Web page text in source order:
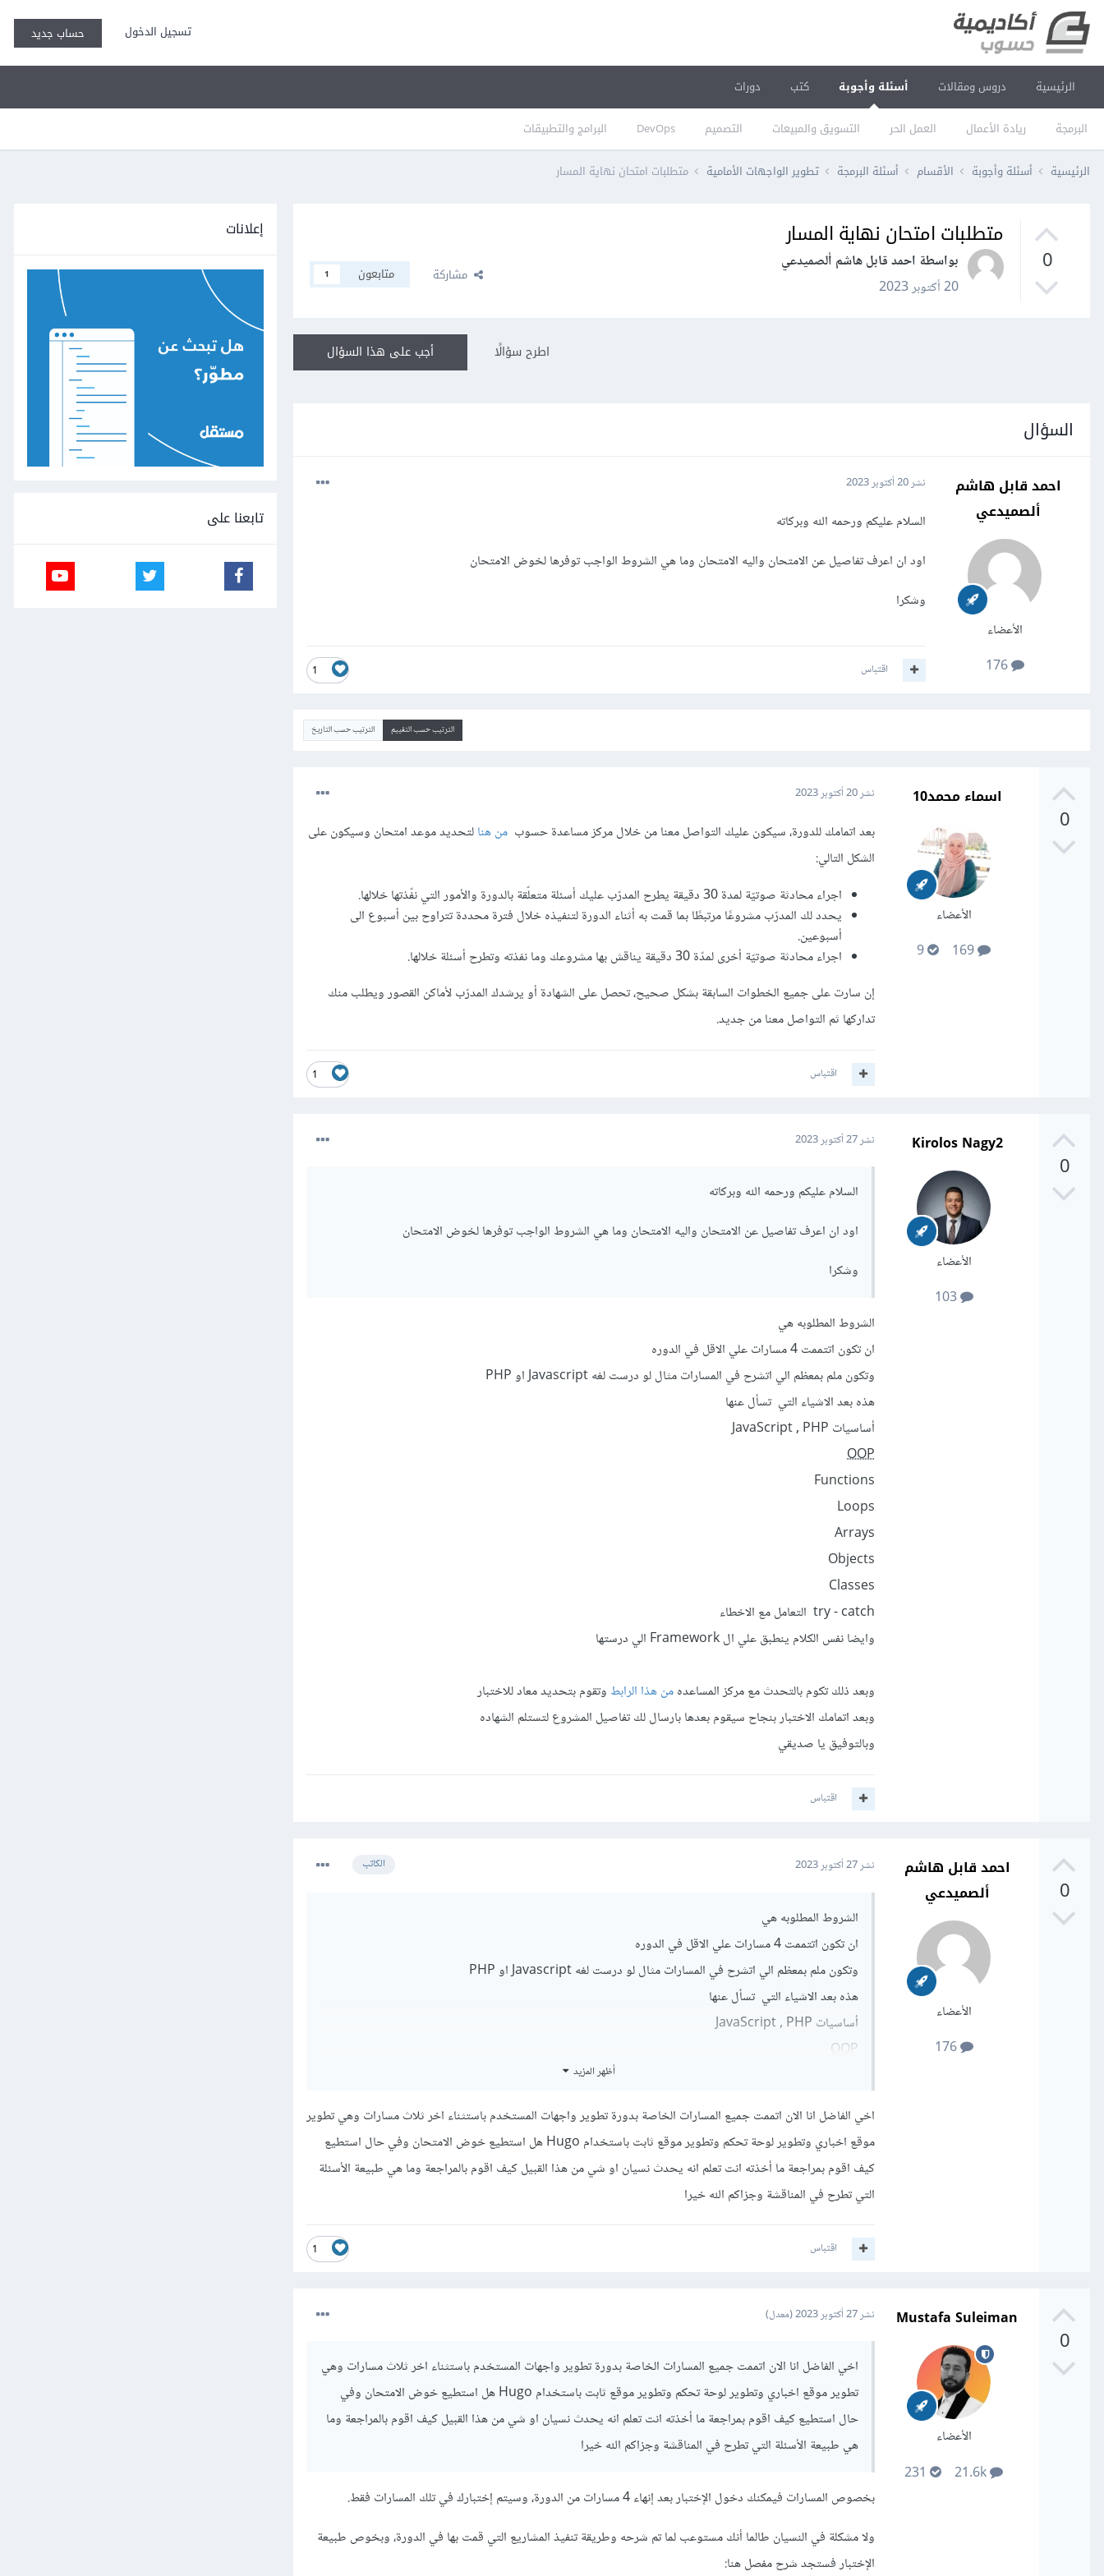
تسجيل الدخول حساب جديد
الرئيسية دروس ومقالات أسئلة وأجوبة
البرمجة ريادة الأعمال العمل الحر التسويق والمبيعات التصميم DevOps البرامج والتطبيقات
كتب دورات
الرئيسية أسئلة وأجوبة الأقسام أسئلة البرمجة تطوير الواجهات الأمامية متطلبات امتحان نهاية المسار
0
متطلبات امتحان نهاية المسار
بواسطة احمد قابل هاشم ألصميدعي
20 أكتوبر 2023
مشاركة متابعون 1
أجب على هذا السؤال اطرح سؤالًا
السؤال
احمد قابل هاشم
ألصميدعي
الأعضاء
176
نشر20 أكتوبر 2023
السلام عليكم ورحمه الله وبركاته
اود ان اعرف تفاصيل عن الامتحان واليه الامتحان وما هي الشروط الواجب توفرها لخوض الامتحان
وشكرا
1 اقتباس
الترتيب حسب التقييم الترتيب حسب التاريخ
0
اسماء محمد10
الأعضاء
نشر20 أكتوبر 2023
بعد اتمامك للدورة، سيكون عليك التواصل معنا من خلال مركز مساعدة حسوب من هنالتحديد موعد امتحان وسيكون على
الشكل التالي:
اجراء محادثة صوتيّة لمدة 30 دقيقة يطرح المدرّب عليك أسئلة متعلّقة بالدورة والأمور التي نفّذتها خلالها.
يحدد لك المدرّب مشروعًا مرتبطًا بما قمت به أثناء الدورة لتنفيذه خلال فترة محددة تتراوح بين أسبوع الى
أسبوعين.
اجراء محادثة صوتيّة أخرى لمدّة 30 دقيقة يناقش بها مشروعك وما نفذته وتطرح أسئلة خلالها.
إن سارت على جميع الخطوات السابقة بشكل صحيح، تحصل على الشهادة أو يرشدك المدرّب لأماكن القصور ويطلب منك
تداركها ثم التواصل معنا من جديد.
1 اقتباس
0
Kirolos Nagy2
الأعضاء
103
نشر27 أكتوبر 2023
السلام عليكم ورحمه الله وبركاته
اود ان اعرف تفاصيل عن الامتحان واليه الامتحان وما هي الشروط الواجب توفرها لخوض الامتحان
وشكرا
الشروط المطلوبه هي
ان تكون اتتممت 4 مسارات علي الاقل في الدوره
وتكون ملم بمعظم الي اتشرح في المسارات مثال لو درست لغه Javascript او PHP
هذه بعد الاشياء التي تسأل عنها
أساسيات JavaScript , PHP
OOP
Functions
Loops
Arrays
Objects
Classes
try - catch التعامل مع الاخطاء
وايضا نفس الكلام ينطبق علي ال Framework الي درستها
وبعد ذلك تكوم بالتحدث مع مركز المساعدهمن هذا الرابطوتقوم بتحديد معاد للاختبار
وبعد اتمامك الاختبار بنجاح سيقوم بعدها بارسال لك تفاصيل المشروع لتستلم الشهاده
وبالتوفيق يا صديقي
اقتباس
0
احمد قابل هاشم
ألصميدعي
الأعضاء
176
الكاتب نشر27 أكتوبر 2023
الشروط المطلوبه هي
ان تكون اتتممت 4 مسارات علي الاقل في الدوره
وتكون ملم بمعظم الي اتشرح في المسارات مثال لو درست لغه Javascript او PHP
هذه بعد الاشياء التي تسأل عنها
أساسيات JavaScript , PHP
OOP
Arrays
Objects
Classes
try - catch التعامل مع الاخطاء
وبعد اتمامك الاختبار بنجاح سيقوم بعدها بارسال لك تفاصيل المشروع لتستلم الشهاده
أظهر المزيد
اخي الفاضل انا الان اتممت جميع المسارات الخاصة بدورة تطوير واجهات المستخدم باستثناء اخر ثلاث مسارات وهي تطوير
موقع اخباري وتطوير لوحة تحكم وتطوير موقع ثابت باستخدام Hugo هل استطيع خوض الامتحان وفي حال استطيع
كيف اقوم بمراجعة ما أخذته انت تعلم انه يحدث نسيان او شي من هذا القبيل كيف اقوم بالمراجعة وما هي طبيعة الأسئلة
التي تطرح في المناقشة وجزاكم الله خيرا
1 اقتباس
0
Mustafa Suleiman
الأعضاء
نشر27 أكتوبر 2023 (معدل)
اخي الفاضل انا الان اتممت جميع المسارات الخاصة بدورة تطوير واجهات المستخدم باستثناء اخر ثلاث مسارات وهي
تطوير موقع اخباري وتطوير لوحة تحكم وتطوير موقع ثابت باستخدام Hugo هل استطيع خوض الامتحان وفي
حال استطيع كيف اقوم بمراجعة ما أخذته انت تعلم انه يحدث نسيان او شي من هذا القبيل كيف اقوم بالمراجعة وما
هي طبيعة الأسئلة التي تطرح في المناقشة وجزاكم الله خيرا
بخصوص المسارات فيمكنك دخول الإختبار بعد إنهاء 4 مسارات من الدورة، وسيتم إختبارك في تلك المسارات فقط.
ولا مشكلة في النسيان طالما أنك مستوعب لما تم شرحه وطريقة تنفيذ المشاريع التي قمت بها في الدورة، وبخوص طبيعة
الإختبار فستجد شرح مفصل هنا:
إعلانات
تابعنا على